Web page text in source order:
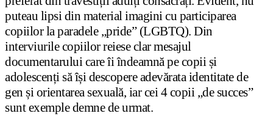
puteau lipsi din material imagini cu participarea
copiilor la paradele „pride” (LGBTQ). Din
interviurile copiilor reiese clar mesajul
documentarului care îi îndeamnă pe copii și
adolescenți să își descopere adevărata identitate de
gen și orientarea sexuală, iar cei 4 copii „de succes”
sunt exemple demne de urmat.